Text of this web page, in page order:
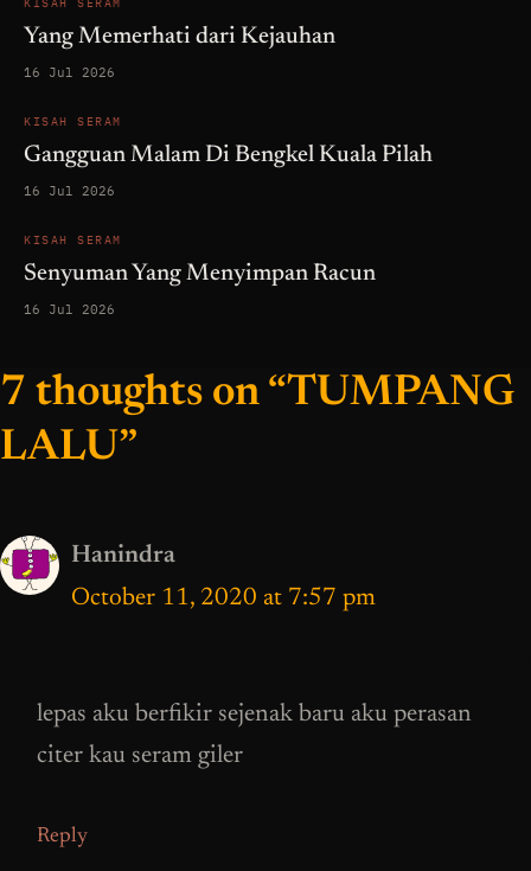
Yang Memerhati dari Kejauhan
16 Jul 2026
KISAH SERAM
Gangguan Malam Di Bengkel Kuala Pilah
16 Jul 2026
KISAH SERAM
Senyuman Yang Menyimpan Racun
16 Jul 2026
7 thoughts on “TUMPANG
LALU”
Hanindra
October 11, 2020 at 7:57 pm
lepas aku berfikir sejenak baru aku perasan
citer kau seram giler
Reply